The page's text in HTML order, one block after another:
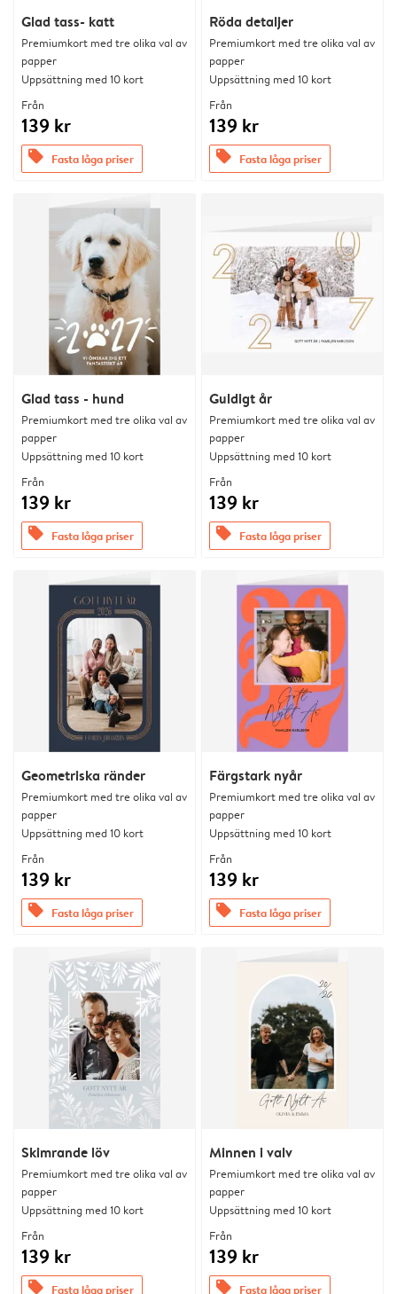
Glad tass- katt
Premiumkort med tre olika val av
papper
Uppsättning med 10 kort
Från
139 kr
offers Fasta låga priser
Röda detaljer
Premiumkort med tre olika val av
papper
Uppsättning med 10 kort
Från
139 kr
offers Fasta låga priser
Glad tass - hund
Premiumkort med tre olika val av
papper
Uppsättning med 10 kort
Från
139 kr
offers Fasta låga priser
Guldigt år
Premiumkort med tre olika val av
papper
Uppsättning med 10 kort
Från
139 kr
offers Fasta låga priser
Geometriska ränder
Premiumkort med tre olika val av
papper
Uppsättning med 10 kort
Från
139 kr
offers Fasta låga priser
Färgstark nyår
Premiumkort med tre olika val av
papper
Uppsättning med 10 kort
Från
139 kr
offers Fasta låga priser
Skimrande löv
Premiumkort med tre olika val av
papper
Uppsättning med 10 kort
Från
139 kr
offers Fasta låga priser
Minnen i valv
Premiumkort med tre olika val av
papper
Uppsättning med 10 kort
Från
139 kr
offers Fasta låga priser